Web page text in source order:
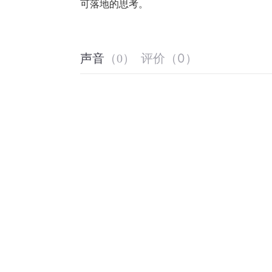
可落地的思考。
声音 （0） 评价 （0 ）